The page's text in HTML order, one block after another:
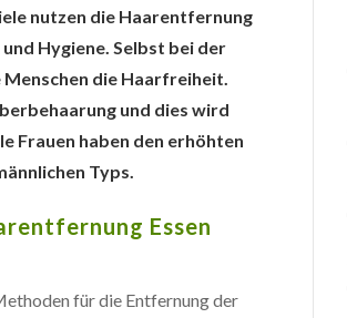
nutzen die Haarentfernung
Hygiene. Selbst bei der
die Haarfreiheit.
und dies wird
Frauen haben den erhöhten
Typs.
Essen
für die Entfernung der